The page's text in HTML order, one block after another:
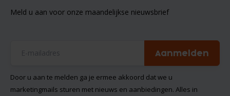
Meld u aan voor onze maandelijkse nieuwsbrief
Aanmelden
Door u aan te melden ga je ermee akkoord dat we u
marketingmails sturen met nieuws en aanbiedingen. Alles in